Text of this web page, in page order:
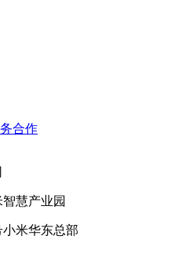
合作
慧产业园
米华东总部